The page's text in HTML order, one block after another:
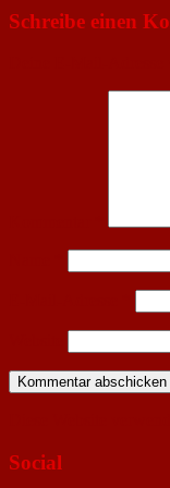
Schreibe einen
Social